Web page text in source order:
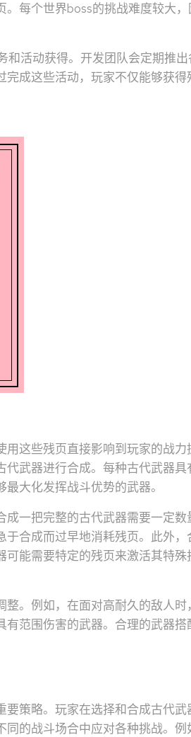
每个世界boss的挑战难度较大
和活动获得。开发团队会定期推出
完成这些活动，玩家不仅能够获得
这些残页直接影响到玩家的战力
武器进行合成。每种古代武器具
大化发挥战斗优势的武器。
一把完整的古代武器需要一定数
合成而过早地消耗残页。此外，
能需要特定的残页来激活其特殊
整。例如，在面对高耐久的敌人时
范围伤害的武器。合理的武器搭
策略。玩家在选择和合成古代武
的战斗场合中应对各种挑战。例